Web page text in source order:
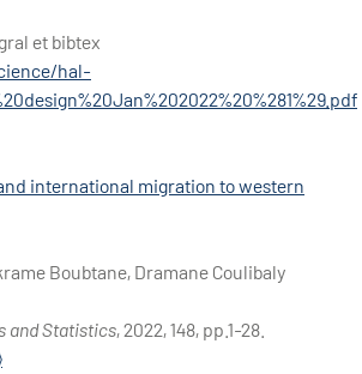
et bibtex
international migration to western
Boubtane, Dramane Coulibaly
and Statistics, 2022, 148, pp.1-28.